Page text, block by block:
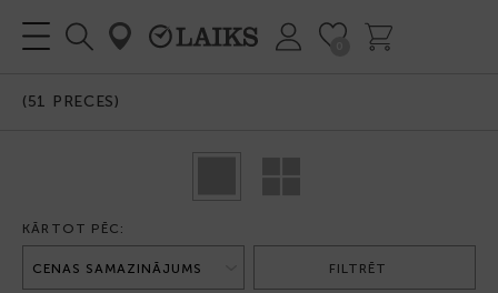
(51 PRECES)
KĀRTOT PĒC:
FILTRĒT